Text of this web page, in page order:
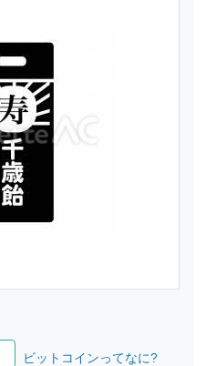
ビットコインってなに?